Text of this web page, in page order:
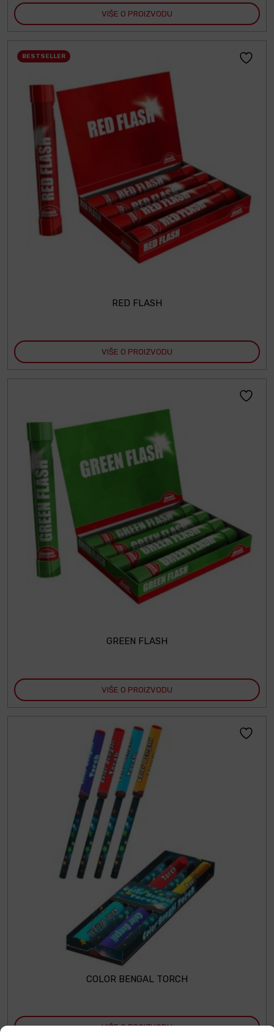
VIŠE O PROIZVODU
BESTSELLER
RED FLASH
VIŠE O PROIZVODU
GREEN FLASH
VIŠE O PROIZVODU
COLOR BENGAL TORCH
VIŠE O PROIZVODU